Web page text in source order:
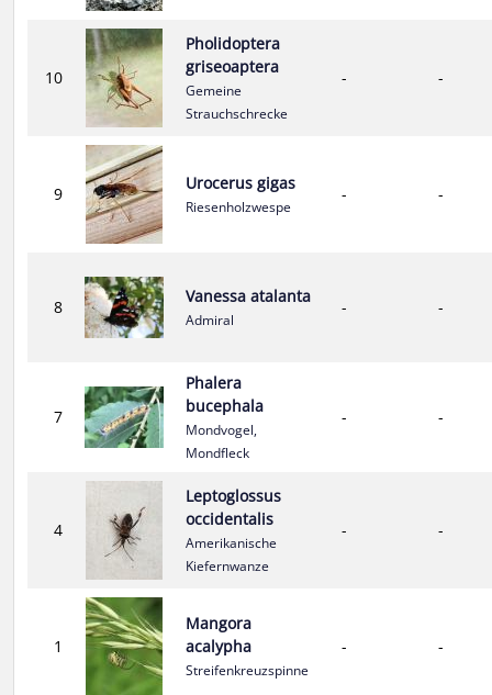
10
Pholidoptera
griseoaptera
Gemeine
Strauchschrecke
- -
9
Urocerus gigas
Riesenholzwespe
- -
8
Vanessa atalanta
Admiral
- -
7
Phalera
bucephala
Mondvogel,
Mondfleck
- -
4
Leptoglossus
occidentalis
Amerikanische
Kiefernwanze
- -
1
Mangora
acalypha
Streifenkreuzspinne
- -